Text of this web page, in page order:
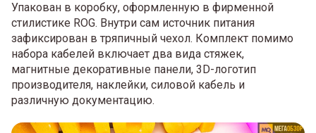
Упакован в коробку, оформленную в фирменной
стилистике ROG. Внутри сам источник питания
зафиксирован в тряпичный чехол. Комплект помимо
набора кабелей включает два вида стяжек,
магнитные декоративные панели, 3D-логотип
производителя, наклейки, силовой кабель и
различную документацию.